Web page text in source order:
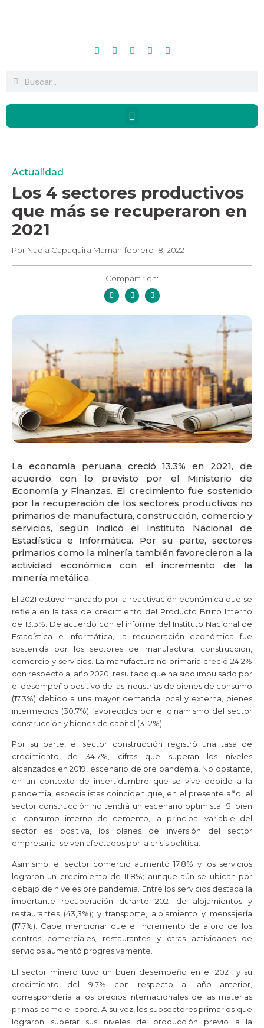
Actualidad
Los 4 sectores productivos
que más se recuperaron en
2021
Por Nadia Capaquira Mamanifebrero 18, 2022
Compartir en:
La economía peruana creció 13.3% en 2021, de
acuerdo con lo previsto por el Ministerio de
Economía y Finanzas. El crecimiento fue sostenido
por la recuperación de los sectores productivos no
primarios de manufactura, construcción, comercio y
servicios, según indicó el Instituto Nacional de
Estadística e Informática. Por su parte, sectores
primarios como la minería también favorecieron a la
actividad económica con el incremento de la
minería metálica.
El 2021 estuvo marcado por la reactivación económica que se
refleja en la tasa de crecimiento del Producto Bruto Interno
de 13.3%. De acuerdo con el informe del Instituto Nacional de
Estadística e Informática, la recuperación económica fue
sostenida por los sectores de manufactura, construcción,
comercio y servicios. La manufactura no primaria creció 24.2%
con respecto al año 2020, resultado que ha sido impulsado por
el desempeño positivo de las industrias de bienes de consumo
(17.3%) debido a una mayor demanda local y externa, bienes
intermedios (30.7%) favorecidos por el dinamismo del sector
construcción y bienes de capital (31.2%).
Por su parte, el sector construcción registró una tasa de
crecimiento de 34.7%, cifras que superan los niveles
alcanzados en 2019, escenario de pre pandemia. No obstante,
en un contexto de incertidumbre que se vive debido a la
pandemia, especialistas coinciden que, en el presente año, el
sector construcción no tendrá un escenario optimista. Si bien
el consumo interno de cemento, la principal variable del
sector es positiva, los planes de inversión del sector
empresarial se ven afectados por la crisis política.
Asimismo, el sector comercio aumentó 17.8% y los servicios
lograron un crecimiento de 11.8%; aunque aún se ubican por
debajo de niveles pre pandemia. Entre los servicios destaca la
importante recuperación durante 2021 de alojamientos y
restaurantes (43,3%); y transporte, alojamiento y mensajería
(17,7%). Cabe mencionar que el incremento de aforo de los
centros comerciales, restaurantes y otras actividades de
servicios aumentó progresivamente.
El sector minero tuvo un buen desempeño en el 2021, y su
crecimiento del 9.7% con respecto al año anterior,
correspondería a los precios internacionales de las materias
primas como el cobre. A su vez, los subsectores primarios que
lograron superar sus niveles de producción previo a la